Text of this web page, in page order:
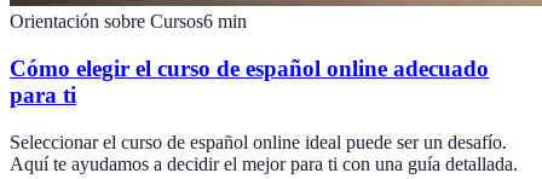
Orientación sobre Cursos6 min
Cómo elegir el curso de español online adecuado
para ti
Seleccionar el curso de español online ideal puede ser un desafío.
Aquí te ayudamos a decidir el mejor para ti con una guía detallada.